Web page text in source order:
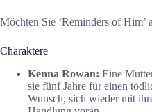
Möchten Sie ‘Reminders of Him’
Charaktere
Kenna Rowan: Eine
sie fünf Jahre für einen
Wunsch, sich wieder mit